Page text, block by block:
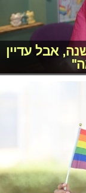
אבל עדיין